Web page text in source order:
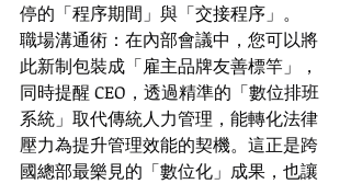
停的「程序期間」與「交接程序」。
職場溝通術：在內部會議中，您可以將
此新制包裝成「雇主品牌友善標竿」，
同時提醒 CEO，透過精準的「數位排班
系統」取代傳統人力管理，能轉化法律
壓力為提升管理效能的契機。這正是跨
國總部最樂見的「數位化」成果，也讓